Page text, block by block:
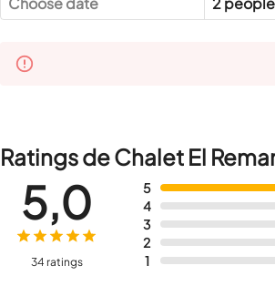
Ratings de Chalet El
5
4
3
2
1
5,0
34 ratings